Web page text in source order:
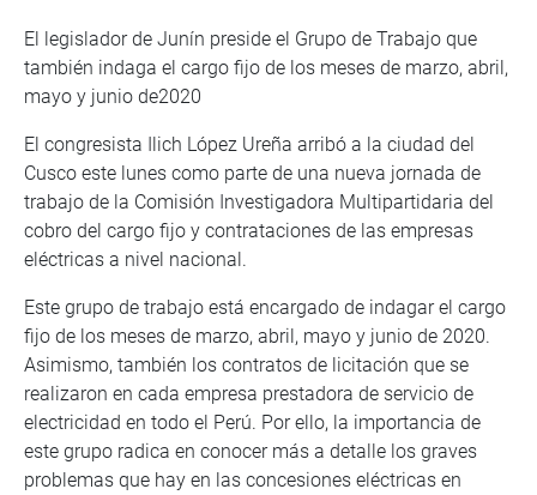
El legislador de Junín preside el Grupo de Trabajo que
también indaga el cargo fijo de los meses de marzo, abril,
mayo y junio de2020
El congresista Ilich López Ureña arribó a la ciudad del
Cusco este lunes como parte de una nueva jornada de
trabajo de la Comisión Investigadora Multipartidaria del
cobro del cargo fijo y contrataciones de las empresas
eléctricas a nivel nacional.
Este grupo de trabajo está encargado de indagar el cargo
fijo de los meses de marzo, abril, mayo y junio de 2020.
Asimismo, también los contratos de licitación que se
realizaron en cada empresa prestadora de servicio de
electricidad en todo el Perú. Por ello, la importancia de
este grupo radica en conocer más a detalle los graves
problemas que hay en las concesiones eléctricas en